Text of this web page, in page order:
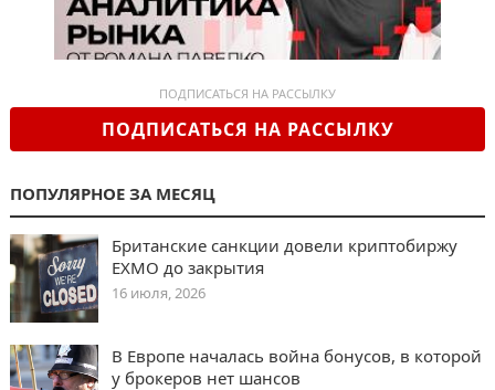
ПОДПИСАТЬСЯ НА РАССЫЛКУ
ПОДПИСАТЬСЯ НА РАССЫЛКУ
ПОПУЛЯРНОЕ ЗА МЕСЯЦ
Британские санкции довели криптобиржу
EXMO до закрытия
16 июля, 2026
В Европе началась война бонусов, в которой
у брокеров нет шансов